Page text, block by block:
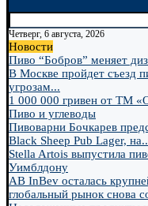
Четверг, 6 августа, 2026
Новости
Пиво “Бобров” меняет
В Москве пройдет съезд
угрозам...
1 000 000 гривен от ТМ
Пиво и углеводы
Пивоварни Бочкарев
Black Sheep Pub Lager,
Stella Artois выпустила
Уимблдону
AB InBev осталась
глобальный рынок снова